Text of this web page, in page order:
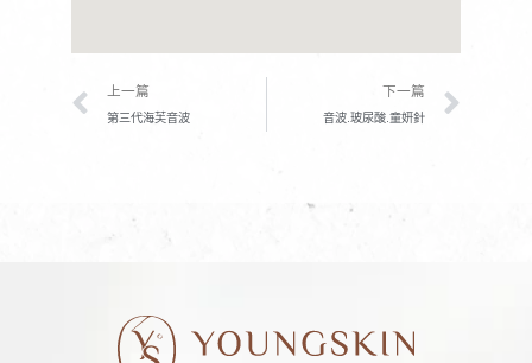
上一頁
上一篇
第三代海芙音波
下一篇
音波.玻尿酸.童妍針